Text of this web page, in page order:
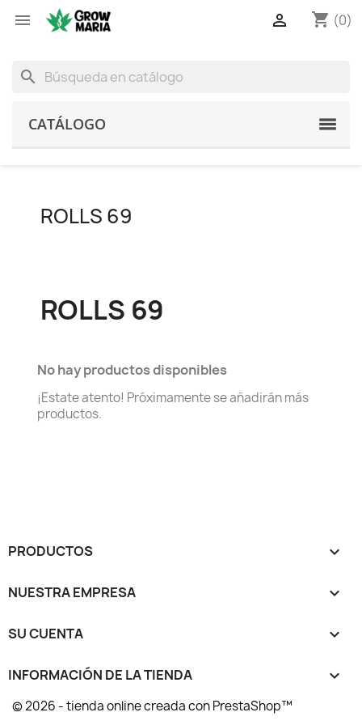
 shopping_cart (0)

search
CATÁLOGO
ROLLS 69
ROLLS 69
No hay productos disponibles
¡Estate atento! Próximamente se añadirán más
productos.
PRODUCTOS 
NUESTRA EMPRESA 
SU CUENTA 
INFORMACIÓN DE LA TIENDA keyboard_arrow_down
© 2026 - tienda online creada con PrestaShop™